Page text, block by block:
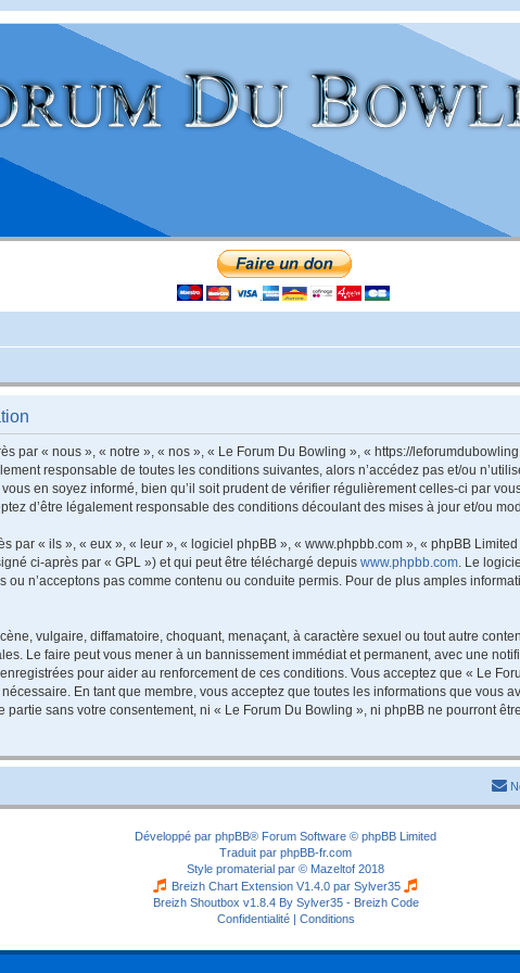
par « nous », « notre », « nos », « Le Forum Du Bowling », « https://
responsable de toutes les conditions suivantes, alors n’accédez pas et/ou
en soyez informé, bien qu’il soit prudent de vérifier régulièrement celles-ci par
d’être légalement responsable des conditions découlant des mises à jour et/ou
par « ils », « eux », « leur », « logiciel phpBB », « www.phpbb.com », « phpBB
ci-après par « GPL ») et qui peut être téléchargé depuis www.phpbb.com . Le
ou n’acceptons pas comme contenu ou conduite permis. Pour de plus amples
vulgaire, diffamatoire, choquant, menaçant, à caractère sexuel ou tout autre
Le faire peut vous mener à un bannissement immédiat et permanent, avec une
pour aider au renforcement de ces conditions. Vous acceptez que « Le
En tant que membre, vous acceptez que toutes les informations que vous
sans votre consentement, ni « Le Forum Du Bowling », ni phpBB ne pourront
Développé par phpBB® Forum Software © phpBB Limited
Traduit par phpBB-fr.com
Style promaterial par © Mazeltof 2018
Breizh Chart Extension V1.4.0 par Sylver35
Breizh Shoutbox v1.8.4 By Sylver35 - Breizh Code
Confidentialité| Conditions